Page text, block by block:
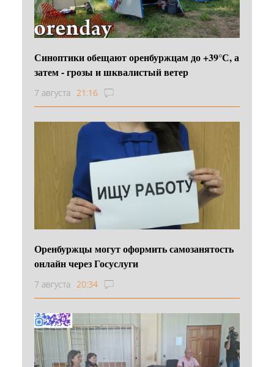
Синоптики обещают оренбуржцам до +39°С, а
затем - грозы и шквалистый ветер
7 августа 21:16
Оренбуржцы могут оформить самозанятость
онлайн через Госуслуги
7 августа 20:34